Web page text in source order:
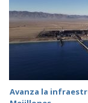
Avanza la